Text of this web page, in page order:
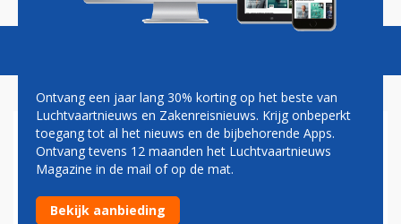
GARUDA INDONESIA WIJZIGT
VLUCHTSCHEMA TUSSEN
JAKARTA EN SCHIPHOL
Ontvang een jaar lang 30% korting op het beste van
Luchtvaartnieuws en Zakenreisnieuws. Krijg onbeperkt
toegang tot al het nieuws en de bijbehorende Apps.
Ontvang tevens 12 maanden het Luchtvaartnieuws
Magazine in de mail of op de mat.
Bekijk aanbieding